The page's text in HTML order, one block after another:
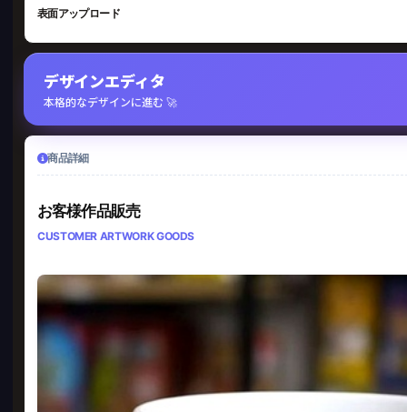
表面アップロード
デザインエディタ
本格的なデザインに進む 🚀
商品詳細
お客様作品販売
CUSTOMER ARTWORK GOODS